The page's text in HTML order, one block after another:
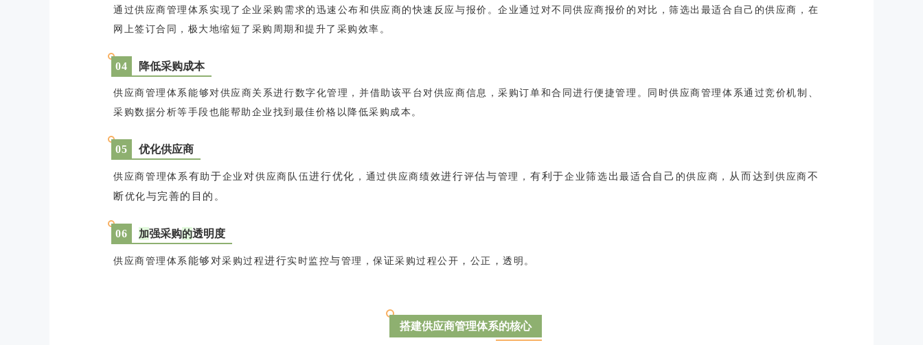
通过供应商管理体系 实现了 企业采购需求的 迅速 公布和 供应商的快速 反 应与报价。企业通 过 对不同供应商报价 的 对 比 ，筛选出 最适合 自 己 的供应商 ， 在
网 上签订合 同 ， 极 大地缩短 了 采购周期 和 提 升了 采购效率。
04 降低采购成本
供应商管理体系能够对供应商关系进行数字化管理， 并借助 该平台对供应商信息 ，采购订单和合同进行便 捷管 理 。同时供应商管理体系通过竞价机制 、
采购数据分析等手段也能帮助企业找到最佳价格 以 降低采购成本。
05 优化供应商
供应商管理体系有助于企业对供应商队伍进行优化 ，通过供应商绩效进行评估与管理， 有利于企业筛选 出最适合 自己 的供应商， 从而达到 供应商不
断优化与完善的 目 的 。
06 加强采购的透明度
供应商管理体系能够对采购过程进行实时监控与管理，保证采购过程公开 ， 公正 ， 透明。
搭建供应商管理体系的核心